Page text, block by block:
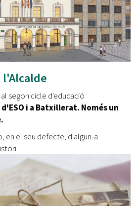
l'Alcalde
segon cicle d'educació
i a Batxillerat. Només un
en el seu defecte, d'algun-a